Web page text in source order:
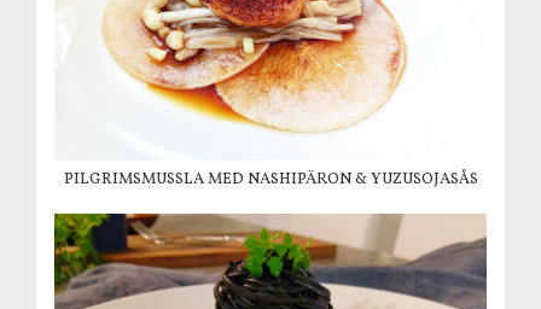
PILGRIMSMUSSLA MED NASHIPÄRON & YUZUSOJASÅS